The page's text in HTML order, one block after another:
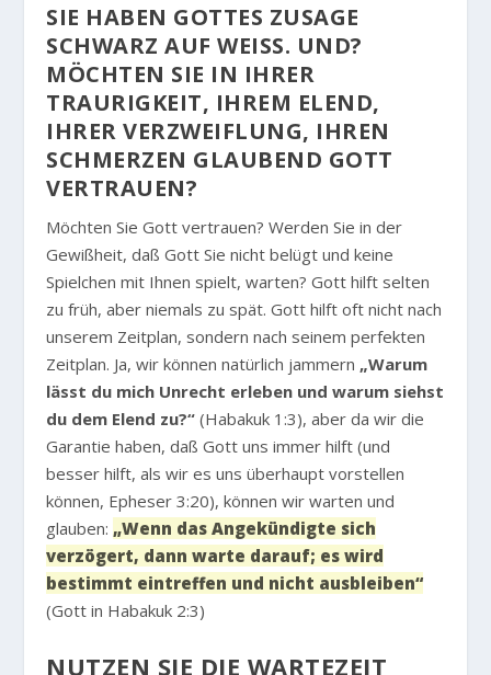
SIE HABEN GOTTES ZUSAGE
SCHWARZ AUF WEISS. UND? M
ÖCHTEN SIE IN IHRER T
RAURIGKEIT, IHREM ELEND, I
HRER VERZWEIFLUNG, IHREN S
CHMERZEN GLAUBEND GOTT V
ERTRAUEN?
Möchten Sie Gott vertrauen? Werden Sie in der
Gewißheit, daß Gott Sie nicht belügt und keine
Spielchen mit Ihnen spielt, warten? Gott hilft selten
zu früh, aber niemals zu spät. Gott hilft oft nicht nach
unserem Zeitplan, sondern nach seinem perfekten
Zeitplan. Ja, wir können natürlich jammern „Warum
lässt du mich Unrecht erleben und warum siehst
du dem Elend zu?“ (Habakuk 1:3), aber da wir die
Garantie haben, daß Gott uns immer hilft (und
besser hilft, als wir es uns überhaupt vorstellen
können, Epheser 3:20), können wir warten und
glauben: „Wenn das Angekündigte sich
verzögert, dann warte darauf; es wird
bestimmt eintreffen und nicht ausbleiben“
(Gott in Habakuk 2:3)
NUTZEN SIE DIE WARTEZEIT